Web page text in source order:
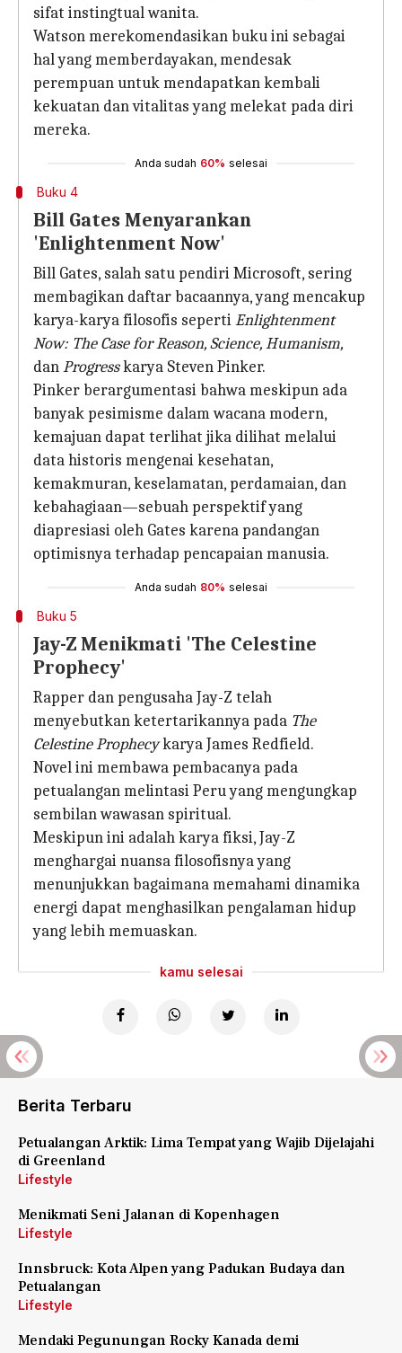
sifat instingtual wanita.
Watson merekomendasikan buku ini sebagai
hal yang memberdayakan, mendesak
perempuan untuk mendapatkan kembali
kekuatan dan vitalitas yang melekat pada diri
mereka.
Anda sudah 60% selesai
Buku 4
Bill Gates Menyarankan
'Enlightenment Now'
Bill Gates, salah satu pendiri Microsoft, sering
membagikan daftar bacaannya, yang mencakup
karya-karya filosofis sepertiEnlightenment
Now: The Case for Reason, Science, Humanism,
danProgresskarya Steven Pinker.
Pinker berargumentasi bahwa meskipun ada
banyak pesimisme dalam wacana modern,
kemajuan dapat terlihat jika dilihat melalui
data historis mengenai kesehatan,
kemakmuran, keselamatan, perdamaian, dan
kebahagiaan—sebuah perspektif yang
diapresiasi oleh Gates karena pandangan
optimisnya terhadap pencapaian manusia.
Anda sudah 80% selesai
Buku 5
Jay-Z Menikmati 'The Celestine
Prophecy'
Rapper dan pengusaha Jay-Z telah
menyebutkan ketertarikannya pada The
Celestine Prophecykarya James Redfield.
Novel ini membawa pembacanya pada
petualangan melintasi Peru yang mengungkap
sembilan wawasan spiritual.
Meskipun ini adalah karya fiksi, Jay-Z
menghargai nuansa filosofisnya yang
menunjukkan bagaimana memahami dinamika
energi dapat menghasilkan pengalaman hidup
yang lebih memuaskan.
kamu selesai
Berita Terbaru
Petualangan Arktik: Lima Tempat yang Wajib Dijelajahi
di Greenland
Lifestyle
Menikmati Seni Jalanan di Kopenhagen
Lifestyle
Innsbruck: Kota Alpen yang Padukan Budaya dan
Petualangan
Lifestyle
Mendaki Pegunungan Rocky Kanada demi